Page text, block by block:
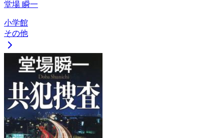
堂場 瞬一
小学館
その他